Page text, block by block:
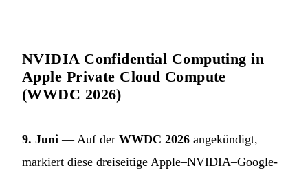
NVIDIA Confidential Computing in
Apple Private Cloud Compute
(WWDC 2026)
9. Juni — Auf der WWDC 2026 angekündigt,
markiert diese dreiseitige Apple–NVIDIA–Google-